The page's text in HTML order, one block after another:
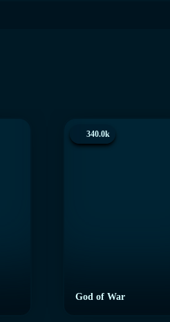
340.0k
God of War